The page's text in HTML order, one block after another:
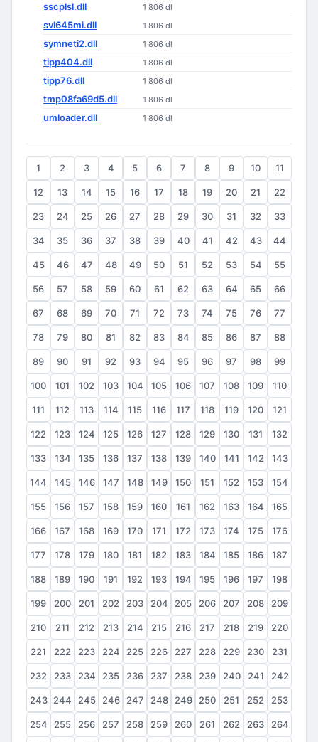
sscplsl.dll 1 806 dl
svl645mi.dll 1 806 dl
symneti2.dll 1 806 dl
tipp404.dll 1 806 dl
tipp76.dll 1 806 dl
tmp08fa69d5.dll 1 806 dl
umloader.dll 1 806 dl
1 2 3 4 5 6 7 8 9 10 11
12 13 14 15 16 17 18 19 20 21 22
23 24 25 26 27 28 29 30 31 32 33
34 35 36 37 38 39 40 41 42 43 44
45 46 47 48 49 50 51 52 53 54 55
56 57 58 59 60 61 62 63 64 65 66
67 68 69 70 71 72 73 74 75 76 77
78 79 80 81 82 83 84 85 86 87 88
89 90 91 92 93 94 95 96 97 98 99
100 101 102 103 104 105 106 107 108 109 110
111 112 113 114 115 116 117 118 119 120 121
122 123 124 125 126 127 128 129 130 131 132
133 134 135 136 137 138 139 140 141 142 143
144 145 146 147 148 149 150 151 152 153 154
155 156 157 158 159 160 161 162 163 164 165
166 167 168 169 170 171 172 173 174 175 176
177 178 179 180 181 182 183 184 185 186 187
188 189 190 191 192 193 194 195 196 197 198
199 200 201 202 203 204 205 206 207 208 209
210 211 212 213 214 215 216 217 218 219 220
221 222 223 224 225 226 227 228 229 230 231
232 233 234 235 236 237 238 239 240 241 242
243 244 245 246 247 248 249 250 251 252 253
254 255 256 257 258 259 260 261 262 263 264